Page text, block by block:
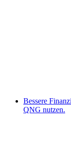
Bessere
QNG nutzen.